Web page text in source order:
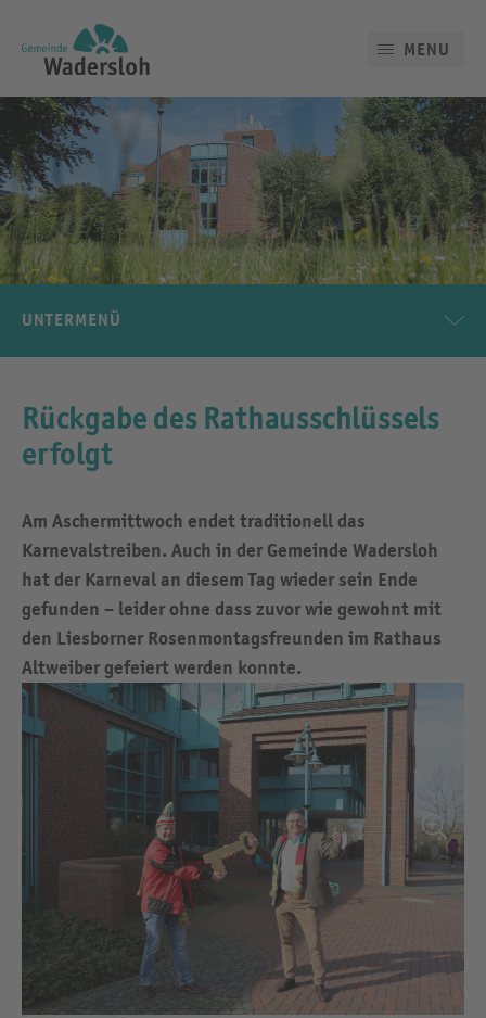
MENU
UNTERMENÜ
Rückgabe des Rathausschlüssels
erfolgt
Am Aschermittwoch endet traditionell das
Karnevalstreiben. Auch in der Gemeinde Wadersloh
hat der Karneval an diesem Tag wieder sein Ende
gefunden – leider ohne dass zuvor wie gewohnt mit
den Liesborner Rosenmontagsfreunden im Rathaus
Altweiber gefeiert werden konnte.